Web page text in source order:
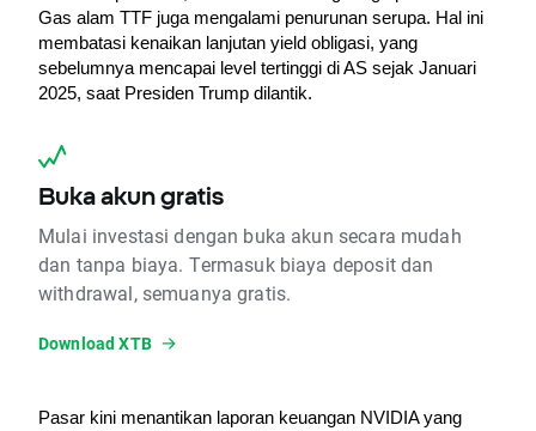
Gas alam TTF juga mengalami penurunan serupa. Hal ini
membatasi kenaikan lanjutan yield obligasi, yang
sebelumnya mencapai level tertinggi di AS sejak Januari
2025, saat Presiden Trump dilantik.
Buka akun gratis
Mulai investasi dengan buka akun secara mudah
dan tanpa biaya. Termasuk biaya deposit dan
withdrawal, semuanya gratis.
Download XTB
Pasar kini menantikan laporan keuangan NVIDIA yang